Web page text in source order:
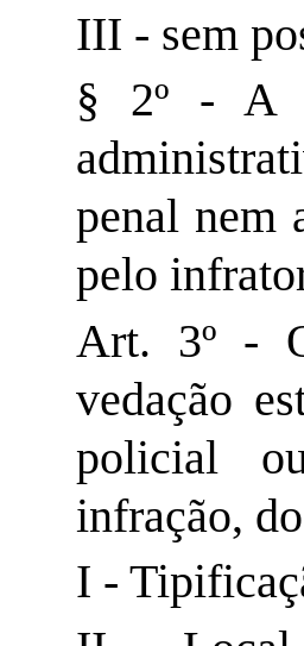
III - sem
§ 2º - A
penal nem
pelo
Art. 3º -
vedação
policial
infração,
I -